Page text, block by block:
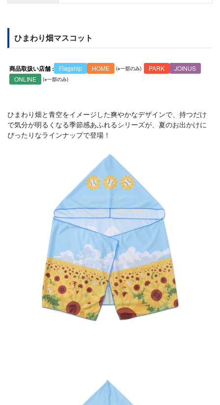
ひまわり畑マスコット
商品取扱い店舗 : Flagship HOME PARK
JOINUS
ONLINE
ひまわり畑と青空をイメージした爽やかなデザインで、持つだけ
で気分が明るくなる季節感あふれるシリーズが、夏のお出かけに
ぴったりなラインナップで登場！